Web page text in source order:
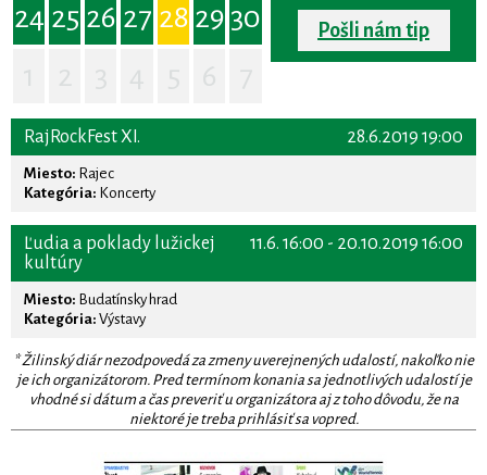
24 25 26 27 28 29 30
Pošli nám tip
28.6.2019 19:00
RajRockFest XI.
Miesto: Rajec
Kategória: Koncerty
11.6. 16:00 - 20.10.2019 16:00
Ľudia a poklady lužickej
kultúry
Miesto: Budatínsky hrad
Kategória: Výstavy
* Žilinský diár nezodpovedá za zmeny uverejnených udalostí, nakoľko nie
je ich organizátorom. Pred termínom konania sa jednotlivých udalostí je
vhodné si dátum a čas preveriť u organizátora aj z toho dôvodu, že na
niektoré je treba prihlásiť sa vopred.